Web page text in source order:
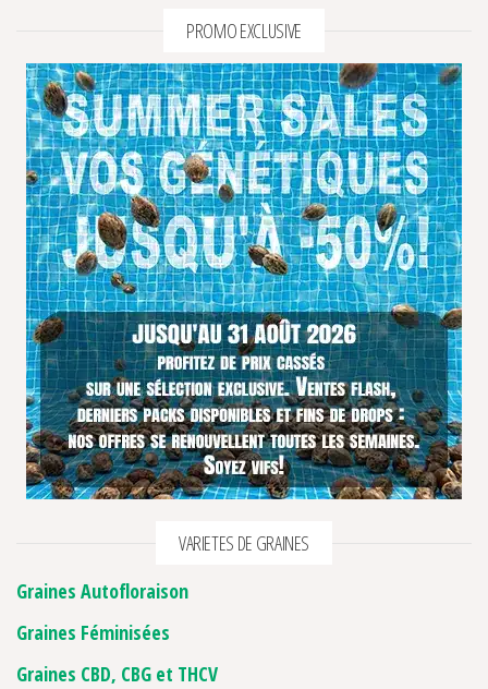
PROMO EXCLUSIVE
VARIETES DE GRAINES
Graines Autofloraison
Graines Féminisées
Graines CBD, CBG et THCV